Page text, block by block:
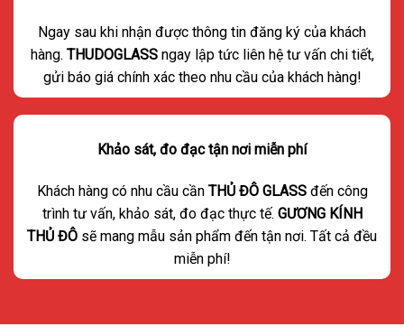
Ngay sau khi nhận được thông tin đăng ký của khách
hàng. THUDOGLASS ngay lập tức liên hệ tư vấn chi tiết,
gửi báo giá chính xác theo nhu cầu của khách hàng!
Khảo sát, đo đạc tận nơi miễn phí
Khách hàng có nhu cầu cần THỦ ĐÔ GLASS đến công
trình tư vấn, khảo sát, đo đạc thực tế. GƯƠNG KÍNH
THỦ ĐÔ sẽ mang mẫu sản phẩm đến tận nơi. Tất cả đều
miễn phí!